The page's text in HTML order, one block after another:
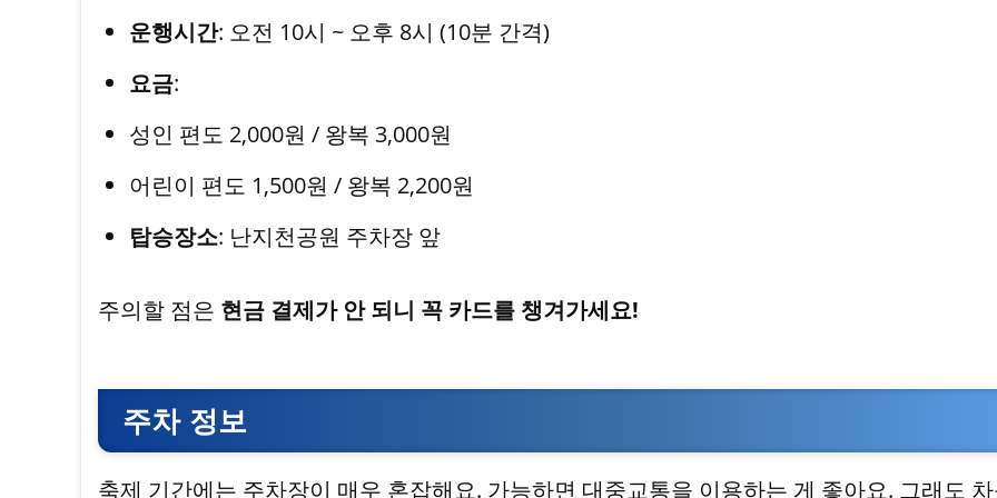
운행시간: 오전 10시 ~ 오후 8시 (10분 간격)
요금:
성인 편도 2,000원 / 왕복 3,000원
어린이 편도 1,500원 / 왕복 2,200원
탑승장소: 난지천공원 주차장 앞
주의할 점은 현금 결제가 안 되니 꼭 카드를 챙겨가세요!
주차 정보
축제 기간에는 주차장이 매우 혼잡해요. 가능하면 대중교통을 이용하는 게 좋아요. 그래도